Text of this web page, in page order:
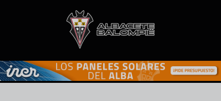
Skip to main content